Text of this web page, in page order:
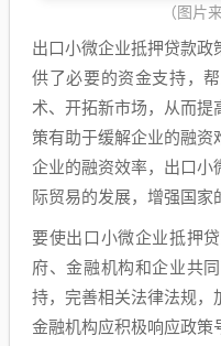
（图片
出口小微企业抵押贷款政
供了必要的资金支持，
术、开拓新市场，从而
策有助于缓解企业的融资
企业的融资效率，出口小
际贸易的发展，增强国家
要使出口小微企业抵押
府、金融机构和企业共
持，完善相关法律法规，
金融机构应积极响应政策